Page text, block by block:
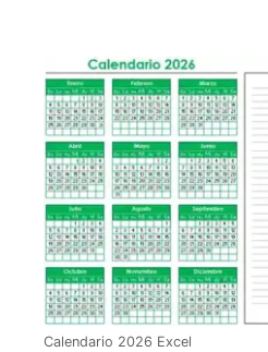
Calendario 2026 Excel